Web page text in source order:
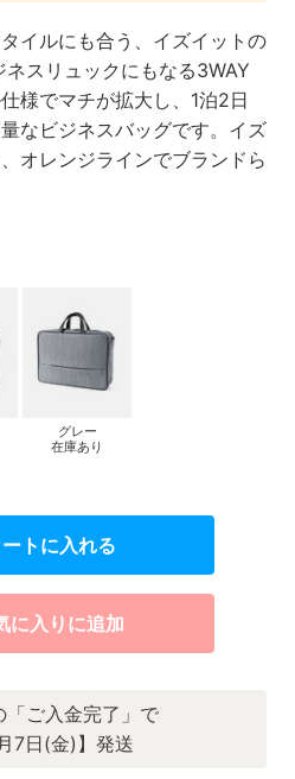
イルにも合う、イズイットの
スリュックにもなる3WAY
様でマチが拡大し、1泊2日
なビジネスバッグです。イズ
オレンジラインでブランドら
グレー
在庫あり
トに入れる
に入りに追加
「ご入金完了」で
7日(金)】発送